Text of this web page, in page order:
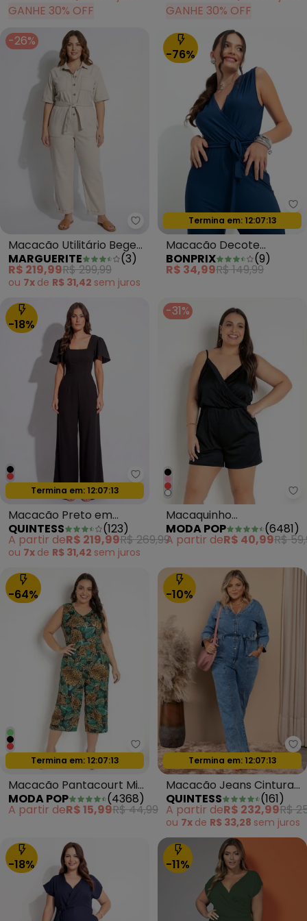
GANHE 30% OFF
GANHE 30% OFF
-26%
Macacão Utilitário Bege
em Sarja
MARGUERITE (3)
R$ 219,99R$ 299,99
ou 7x de R$ 31,42 sem juros
-76%
Oferta relâmpago
Termina em: 12:07:11
Macacão Decote
Transpassado Azul
Marinho
BONPRIX (9)
R$ 34,99R$ 149,99
-18%
Quintess - Macacão Preto em
Oferta relâmpago
Termina em: 12:07:11
Macacão Preto em
Crepe Plano
QUINTESS (123)
A partir deR$ 219,99R$ 269,99
ou 7x de R$ 31,42 sem juros
-31%
Macaquinho
Transpassado Preto com
Alças
MODA POP (6481)
A partir deR$ 40,99R$
-64%
Moda Pop - Macacão
Oferta relâmpago
Termina em: 12:07:11
Macacão Pantacourt Mix
Preto
MODA POP (4368)
A partir deR$ 15,99R$ 44,99
-10%
Oferta relâmpago
Termina em: 12:07:11
Macacão Jeans Cintura
Ajustável e Bolsos
QUINTESS (161)
A partir deR$ 232,99R$
ou 7x de R$ 33,28 sem juros
-18% -11%